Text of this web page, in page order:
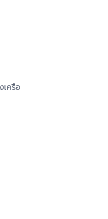
ครือ